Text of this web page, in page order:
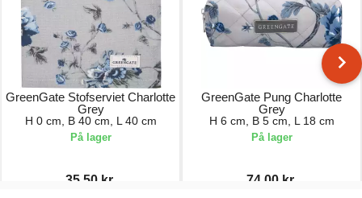
GreenGate Stofserviet Charlotte
Grey
H 0 cm, B 40 cm, L 40 cm
På lager
35,50 kr.
GreenGate Pung Charlotte
Grey
H 6 cm, B 5 cm, L 18 cm
På lager
74,00 kr.